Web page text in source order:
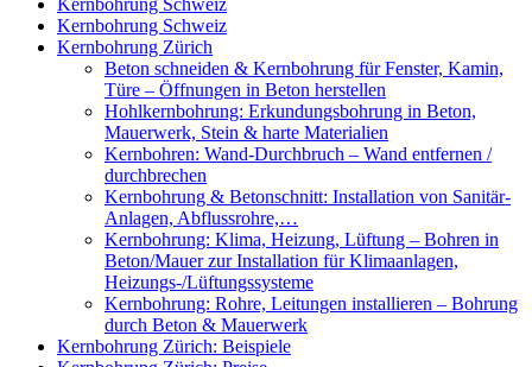
Kernbohrung Schweiz
Kernbohrung Schweiz
Kernbohrung Zürich
Beton schneiden & Kernbohrung für Fenster, Kamin,
Türe – Öffnungen in Beton herstellen
Hohlkernbohrung: Erkundungsbohrung in Beton,
Mauerwerk, Stein & harte Materialien
Kernbohren: Wand-Durchbruch – Wand entfernen /
durchbrechen
Kernbohrung & Betonschnitt: Installation von Sanitär-
Anlagen, Abflussrohre,…
Kernbohrung: Klima, Heizung, Lüftung – Bohren in
Beton/Mauer zur Installation für Klimaanlagen,
Heizungs-/Lüftungssysteme
Kernbohrung: Rohre, Leitungen installieren – Bohrung
durch Beton & Mauerwerk
Kernbohrung Zürich: Beispiele